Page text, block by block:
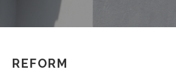
REFORM